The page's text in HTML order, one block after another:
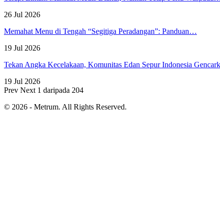
26 Jul 2026
Memahat Menu di Tengah “Segitiga Peradangan”: Panduan…
19 Jul 2026
Tekan Angka Kecelakaan, Komunitas Edan Sepur Indonesia
19 Jul 2026
Prev Next 1 daripada 204
© 2026 - Metrum. All Rights Reserved.